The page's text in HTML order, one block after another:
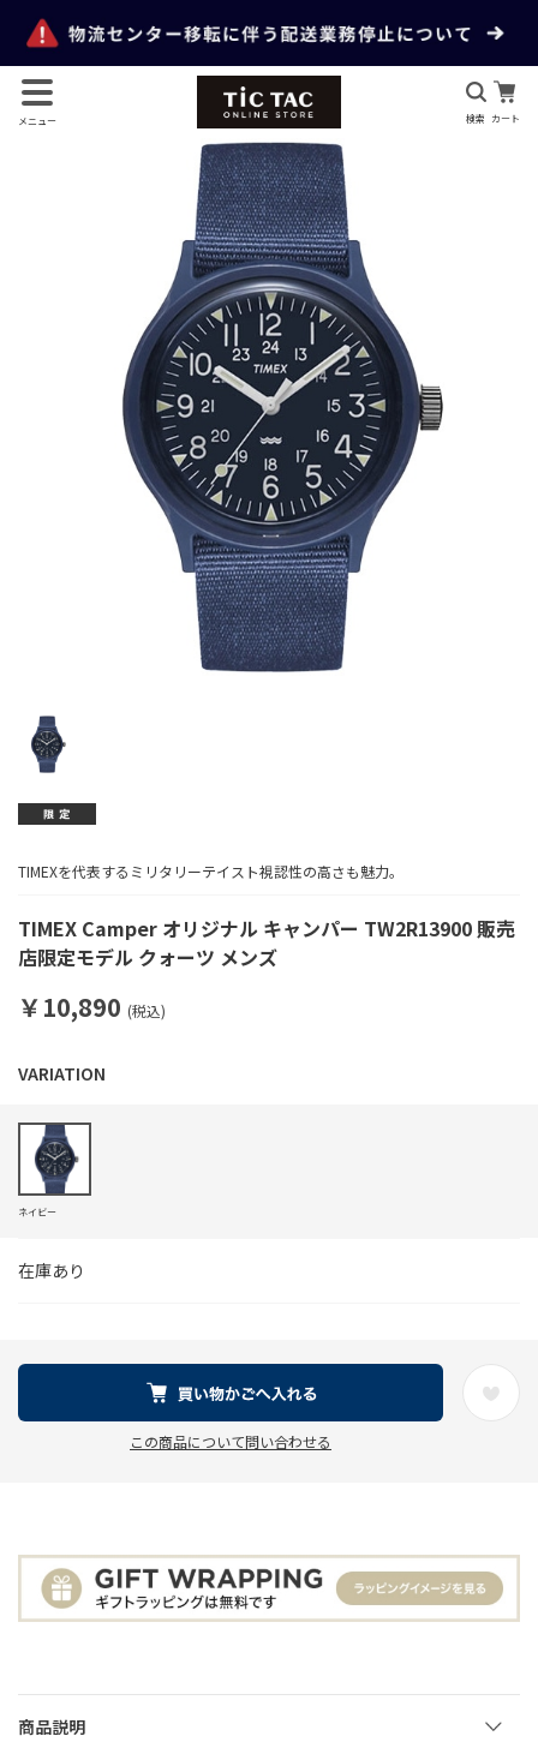
メニュー 検索 カート
TIMEX Camper オリジナル キャンパー TW2R13900 販売
店限定モデル クォーツ メンズ
TIMEXを代表するミリタリーテイスト視認性の高さも魅力。
￥10,890 (税込)
在庫あり
ネイビー
この商品について問い合わせる
商品説明